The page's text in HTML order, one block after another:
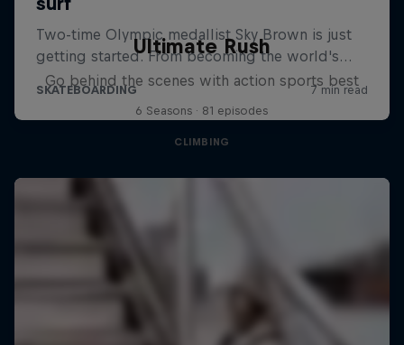
Ultimate Rush
Go behind the scenes with action sports best
6 Seasons · 81 episodes
CLIMBING